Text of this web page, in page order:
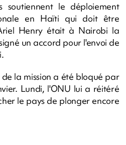
soutiennent le déploiement
en Haïti qui doit être
Henry était à Nairobi la
un accord pour l'envoi de
la mission a été bloqué par
Lundi, l'ONU lui a réitéré
le pays de plonger encore